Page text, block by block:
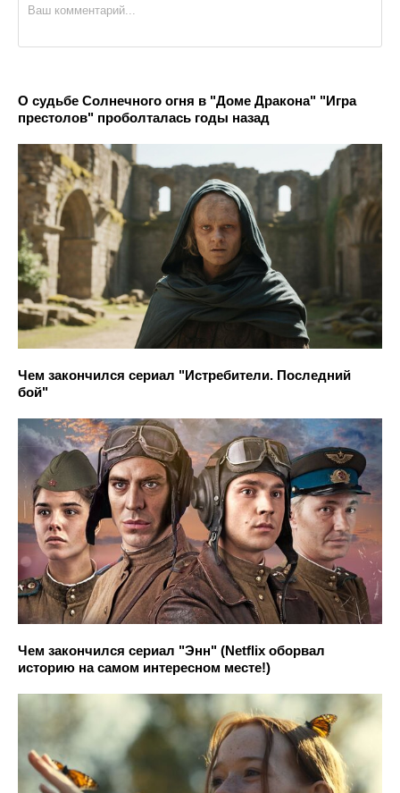
О судьбе Солнечного огня в "Доме Дракона" "Игра
престолов" проболталась годы назад
Чем закончился сериал "Истребители. Последний
бой"
Чем закончился сериал "Энн" (Netflix оборвал
историю на самом интересном месте!)